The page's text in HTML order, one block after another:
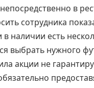
в
сотрудника
в наличии есть
выбрать нужного
акции не